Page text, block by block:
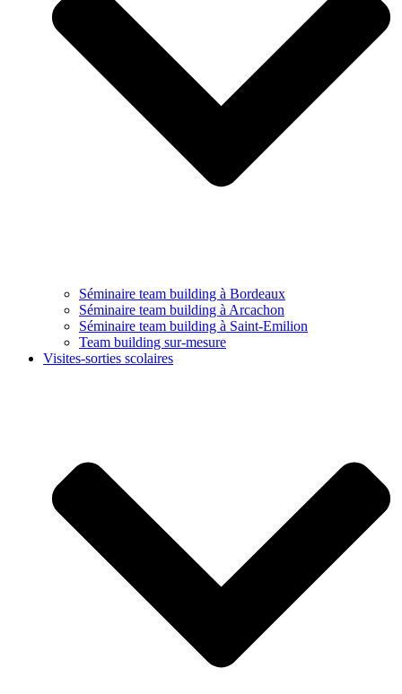
Séminaire team building à Bordeaux
Séminaire team building à Arcachon
Séminaire team building à Saint-Emilion
Team building sur-mesure
Visites-sorties scolaires